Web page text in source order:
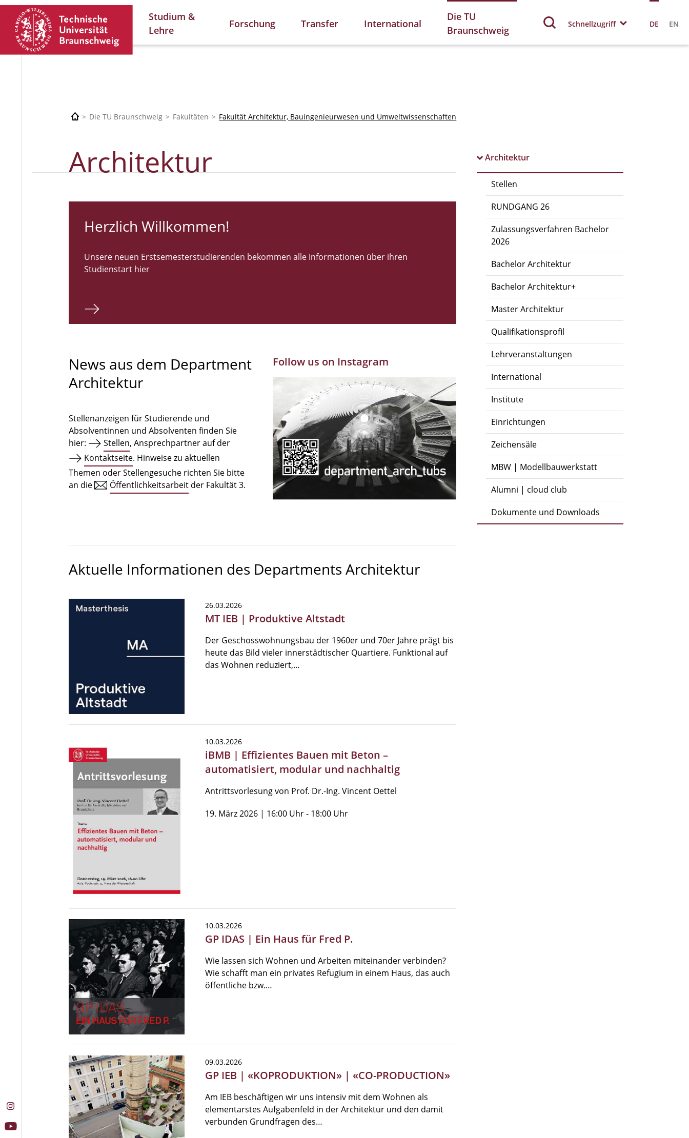
Studium &
Lehre
Forschung Transfer International
Die TU
Braunschweig
Schnellzugriff DE EN
Die TU Braunschweig Fakultäten Fakultät Architektur, Bauingenieurwesen und Umweltwissenschaften
Architektur
Stellen
RUNDGANG 26
Zulassungsverfahren Bachelor
2026
Bachelor Architektur
Bachelor Architektur+
Master Architektur
Qualifikationsprofil
Lehrveranstaltungen
International
Institute
Einrichtungen
Zeichensäle
MBW | Modellbauwerkstatt
Alumni | cloud club
Dokumente und Downloads
Architektur
Herzlich Willkommen!
Unsere neuen Erstsemesterstudierenden bekommen alle Informationen über ihren
Studienstart hier
News aus dem Department
Architektur
Stellenanzeigen für Studierende und
Absolventinnen und Absolventen finden Sie
hier:
Stellen, Ansprechpartner auf der
Kontaktseite. Hinweise zu aktuellen
Themen oder Stellengesuche richten Sie bitte
an die
Öffentlichkeitsarbeit der Fakultät 3.
Follow us on Instagram
Aktuelle Informationen des Departments Architektur
26.03.2026
MT IEB | Produktive Altstadt
Der Geschosswohnungsbau der 1960er und 70er Jahre prägt bis
heute das Bild vieler innerstädtischer Quartiere. Funktional auf
das Wohnen reduziert,…
10.03.2026
iBMB | Effizientes Bauen mit Beton –
automatisiert, modular und nachhaltig
Antrittsvorlesung von Prof. Dr.-Ing. Vincent Oettel
19. März 2026 | 16:00 Uhr - 18:00 Uhr
10.03.2026
GP IDAS | Ein Haus für Fred P.
Wie lassen sich Wohnen und Arbeiten miteinander verbinden?
Wie schafft man ein privates Refugium in einem Haus, das auch
öffentliche bzw.…
09.03.2026
GP IEB | «KOPRODUKTION» | «CO-PRODUCTION»
Am IEB beschäftigen wir uns intensiv mit dem Wohnen als
elementarstes Aufgabenfeld in der Architektur und den damit
verbunden Grundfragen des…